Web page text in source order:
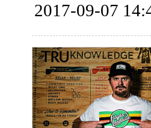
2017-09-07